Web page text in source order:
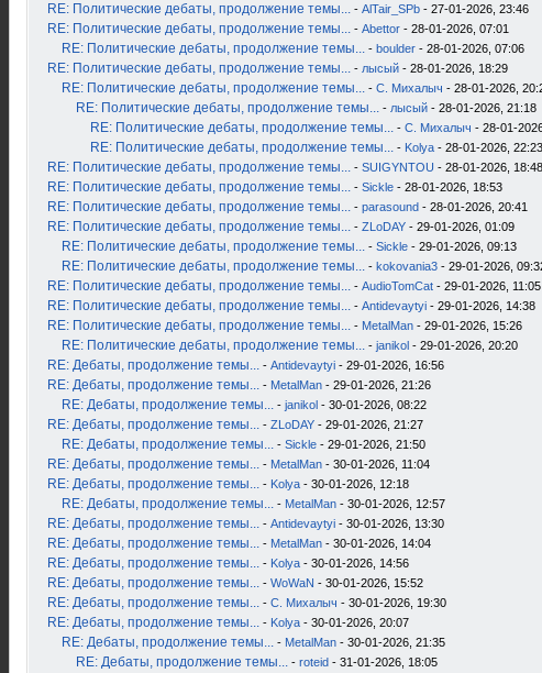
RE: Политические дебаты, продолжение темы... - AlTair_SPb - 27-01-2026, 23:46
RE: Политические дебаты, продолжение темы... - Abettor - 28-01-2026, 07:01
RE: Политические дебаты, продолжение темы... - boulder - 28-01-2026, 07:06
RE: Политические дебаты, продолжение темы... - лысый - 28-01-2026, 18:29
RE: Политические дебаты, продолжение темы... - С. Михалыч - 28-01-2026,
RE: Политические дебаты, продолжение темы... - лысый - 28-01-2026, 21:18
RE: Политические дебаты, продолжение темы... - С. Михалыч - 28-01-
RE: Политические дебаты, продолжение темы... - Kolya - 28-01-2026, 22:23
RE: Политические дебаты, продолжение темы... - SUIGYNTOU - 28-01-2026, 18:48
RE: Политические дебаты, продолжение темы... - Sickle - 28-01-2026, 18:53
RE: Политические дебаты, продолжение темы... - parasound - 28-01-2026, 20:41
RE: Политические дебаты, продолжение темы... - ZLoDAY - 29-01-2026, 01:09
RE: Политические дебаты, продолжение темы... - Sickle - 29-01-2026, 09:13
RE: Политические дебаты, продолжение темы... - kokovania3 - 29-01-2026,
RE: Политические дебаты, продолжение темы... - AudioTomCat - 29-01-2026, 11:05
RE: Политические дебаты, продолжение темы... - Antidevaytyi - 29-01-2026, 14:38
RE: Политические дебаты, продолжение темы... - MetalMan - 29-01-2026, 15:26
RE: Политические дебаты, продолжение темы... - janikol - 29-01-2026, 20:20
RE: Дебаты, продолжение темы... - Antidevaytyi - 29-01-2026, 16:56
RE: Дебаты, продолжение темы... - MetalMan - 29-01-2026, 21:26
RE: Дебаты, продолжение темы... - janikol - 30-01-2026, 08:22
RE: Дебаты, продолжение темы... - ZLoDAY - 29-01-2026, 21:27
RE: Дебаты, продолжение темы... - Sickle - 29-01-2026, 21:50
RE: Дебаты, продолжение темы... - MetalMan - 30-01-2026, 11:04
RE: Дебаты, продолжение темы... - Kolya - 30-01-2026, 12:18
RE: Дебаты, продолжение темы... - MetalMan - 30-01-2026, 12:57
RE: Дебаты, продолжение темы... - Antidevaytyi - 30-01-2026, 13:30
RE: Дебаты, продолжение темы... - MetalMan - 30-01-2026, 14:04
RE: Дебаты, продолжение темы... - Kolya - 30-01-2026, 14:56
RE: Дебаты, продолжение темы... - WoWaN - 30-01-2026, 15:52
RE: Дебаты, продолжение темы... - С. Михалыч - 30-01-2026, 19:30
RE: Дебаты, продолжение темы... - Kolya - 30-01-2026, 20:07
RE: Дебаты, продолжение темы... - MetalMan - 30-01-2026, 21:35
RE: Дебаты, продолжение темы... - roteid - 31-01-2026, 18:05